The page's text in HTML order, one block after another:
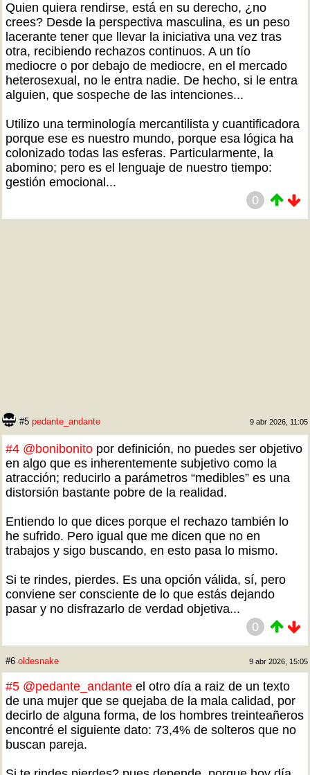
Quien quiera rendirse, está en su derecho, ¿no
crees? Desde la perspectiva masculina, es un peso
lacerante tener que llevar la iniciativa una vez tras
otra, recibiendo rechazos continuos. A un tío
mediocre o por debajo de mediocre, en el mercado
heterosexual, no le entra nadie. De hecho, si le entra
alguien, que sospeche de las intenciones...
Utilizo una terminología mercantilista y cuantificadora
porque ese es nuestro mundo, porque esa lógica ha
colonizado todas las esferas. Particularmente, la
abomino; pero es el lenguaje de nuestro tiempo:
gestión emocional...
0
#5 pedante_andante 9 abr 2026, 11:05
#4 @bonibonito por definición, no puedes ser objetivo
en algo que es inherentemente subjetivo como la
atracción; reducirlo a parámetros “medibles” es una
distorsión bastante pobre de la realidad.
Entiendo lo que dices porque el rechazo también lo
he sufrido. Pero igual que me dicen que no en
trabajos y sigo buscando, en esto pasa lo mismo.
Si te rindes, pierdes. Es una opción válida, sí, pero
conviene ser consciente de lo que estás dejando
pasar y no disfrazarlo de verdad objetiva...
0
#6 oldesnake 9 abr 2026, 15:05
#5 @pedante_andante el otro día a raiz de un texto
de una mujer que se quejaba de la mala calidad, por
decirlo de alguna forma, de los hombres treinteañeros
encontré el siguiente dato: 73,4% de solteros que no
buscan pareja.